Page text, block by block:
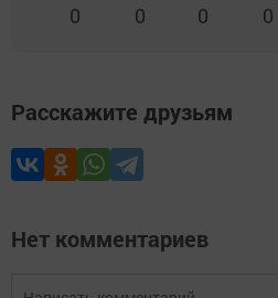
0 0 0 0
Расскажите друзьям
Нет комментариев